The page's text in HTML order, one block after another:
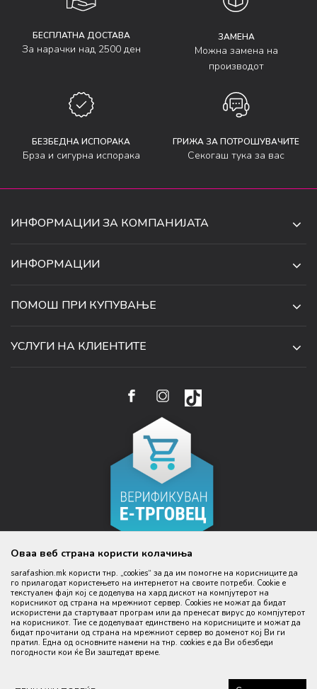
БЕСПЛАТНА ДОСТАВА
За нарачки над 2500 ден
ЗАМЕНА
Можна замена на
производот
БЕЗБЕДНА ИСПОРАКА
Брза и сигурна испорака
ГРИЖА ЗА ПОТРОШУВАЧИТЕ
Секогаш тука за вас
ИНФОРМАЦИИ ЗА КОМПАНИЈАТА
СКОПЈЕ, МАКЕДОНИЈА
070 231 608
NLB BANKA 210053355310145
ИДЕНТИФИКАЦИСКИ БРОЈ:
КОД НА АКТИВНОСТ
47.51
ИНФОРМАЦИИ
СОРАБОТКИ
ПОМОШ ПРИ КУПУВАЊЕ
УСЛУГИ НА КЛИЕНТИТЕ
ПРАВО НА ПОВЛЕКУВАЊЕ И ЗАМЕНА НА ПРОИЗВОД
РЕФУНДАЦИЈА НА СРЕДСТВА
Настојуваме да бидеме што попрецизни во описот на производите,
прикажување на слики и цени, но не можеме да гарантираме дека сите
информации се комплетни и без грешка. Сите производи се дел од
нашата понуда, но не се подразбира дека мора да се достапни во
секој момент.
Оваа веб страна користи колачиња
sarafashion.mk користи тнр. „cookies“ за да им помогне на корисниците да
го прилагодат користењето на интернетот на своите потреби. Cookie е
текстуален фајл кој се доделува на хард дискот на компјутерот на
корисникот од страна на мрежниот сервер. Cookies не можат да бидат
искористени да стартуваат програм или да пренесат вирус до компјутерот
на корисникот. Тие се доделуваат единствено на корисниците и можат да
бидат прочитани од страна на мрежниот сервер во доменот кој Ви ги
пратил. Една од основните намени на тнр. сookies е да Ви обезбеди
погодности кои ќе Ви заштедат време.